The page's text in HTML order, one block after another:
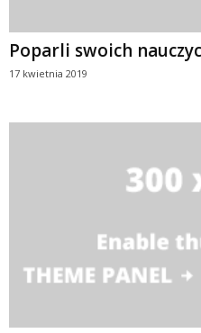
Poparli swoich
17 kwietnia 2019